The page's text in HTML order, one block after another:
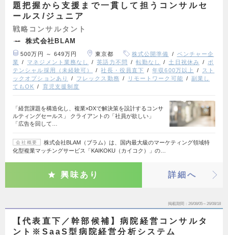
題把握から支援まで一貫して担うコンサルセ
ールス/ジュニア
戦略コンサルタント
株式会社BLAM
500万円 ～ 649万円 東京都 株式公開準備
ベンチャー企
業
マネジメント業務なし 英語力不問 転勤なし 土日祝休み
ポ
テンシャル採用（未経験可）
社長・役員直下 年収600万以上
スト
ックオプションあり
フレックス勤務 リモートワーク可能
副業し
てもOK
育児支援制度
「経営課題を構造化し、複業×DXで解決策を設計するコンサ
ルティングセールス」 クライアントの「社員が欲しい」
「広告を回して…
会社概要
株式会社BLAM（ブラム）は、国内最大級のマーケティング領域特
化型複業マッチングサービス「KAIKOKU（カイコク）」の…
興味あり 詳細へ
掲載期間 26/08/05～26/08/18
【代表直下／幹部候補】病院経営コンサルタ
ント※SaaS型病院経営分析システム